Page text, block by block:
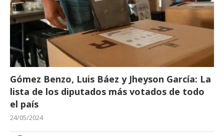
Gómez Benzo, Luis Báez y Jheyson García: La
lista de los diputados más votados de todo
el país
24/05/2024